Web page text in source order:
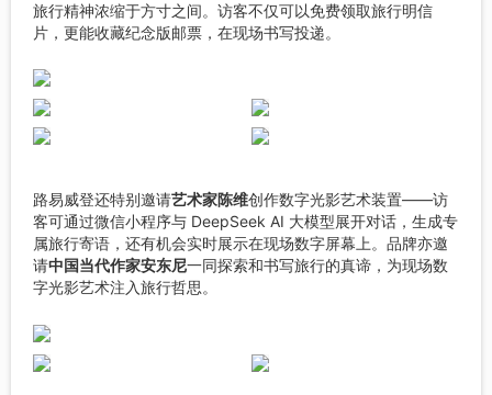
旅行精神浓缩于方寸之间。访客不仅可以免费领取旅行明信
片，更能收藏纪念版邮票，在现场书写投递。
路易威登还特别邀请艺术家陈维创作数字光影艺术装置——访
客可通过微信小程序与 DeepSeek AI 大模型展开对话，生成专
属旅行寄语，还有机会实时展示在现场数字屏幕上。品牌亦邀
请中国当代作家安东尼一同探索和书写旅行的真谛，为现场数
字光影艺术注入旅行哲思。